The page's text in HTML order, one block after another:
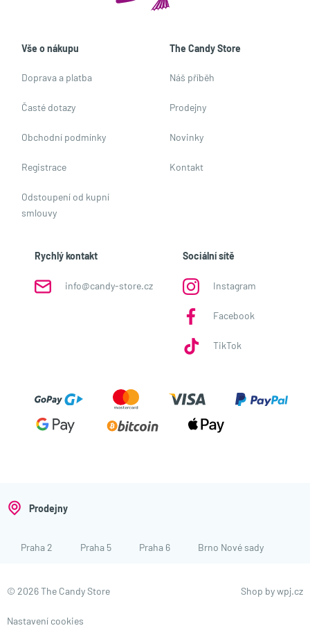
Vše o nákupu
Doprava a platba
Časté dotazy
Obchodní podmínky
Registrace
Odstoupení od kupní
smlouvy
The Candy Store
Náš příběh
Prodejny
Novinky
Kontakt
Rychlý kontakt
info@candy-store.cz
Sociální sítě
Instagram
Facebook
TikTok
Prodejny
Praha 2 Praha 5 Praha 6 Brno Nové sady
© 2026 The Candy Store
Nastavení cookies
Shop by wpj.cz